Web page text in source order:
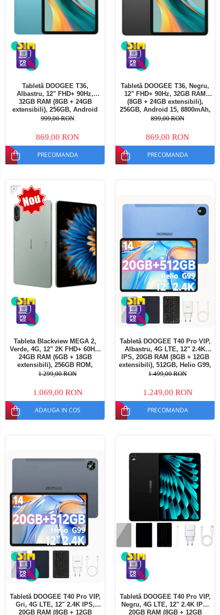
Tabletă DOOGEE T36,
Albastru, 12" FHD+ 90Hz,
32GB RAM (8GB + 24GB
extensibili), 256GB, Android
15, 8800mAh, Dual SIM
999,00 RON
869,00 RON
PRECOMANDA
Tabletă DOOGEE T36, Negru,
12" FHD+ 90Hz, 32GB RAM
(8GB + 24GB extensibili),
256GB, Android 15, 8800mAh,
Dual SIM
899,00 RON
869,00 RON
PRECOMANDA
-18%
Tableta Blackview MEGA 2,
Verde, 4G, 12" 2K FHD+ 60Hz,
24GB RAM (6GB + 18GB
extensibili), 256GB ROM,
Android 15, Unisoc T615,
Stylus, Face Unlock, Dual SIM
1.299,00 RON
1.069,00 RON
ADAUGA IN COS
Tabletă DOOGEE T40 Pro VIP,
Albastru, 4G LTE, 12" 2.4K
IPS, 20GB RAM (8GB + 12GB
extensibili), 512GB, Helio G99,
10800mAh, 33W, Android 14,
1.499,00 RON
1.249,00 RON
PRECOMANDA
Tabletă DOOGEE T40 Pro VIP,
Gri, 4G LTE, 12" 2.4K IPS,
20GB RAM (8GB + 12GB
Tabletă DOOGEE T40 Pro VIP,
Negru, 4G LTE, 12" 2.4K IPS,
20GB RAM (8GB + 12GB